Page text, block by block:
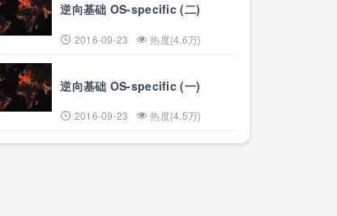
逆向基础 OS-specific (二)
2016-09-23 热度{4.6万}
逆向基础 OS-specific (一)
2016-09-23 热度{4.5万}